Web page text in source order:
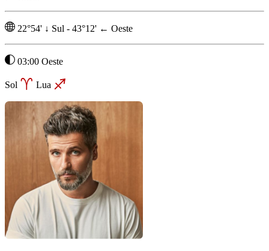
22°54' ↓ Sul - 43°12' ← Oeste
03:00 Oeste
Sol Lua